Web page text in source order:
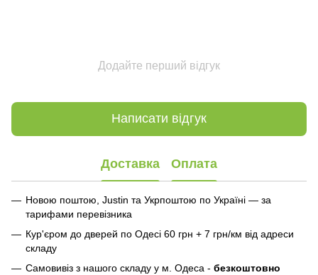
Додайте перший відгук
Написати відгук
Доставка Оплата
Новою поштою, Justin та Укрпоштою по Україні — за
тарифами перевізника
Кур'єром до дверей по Одесі 60 грн + 7 грн/км від адреси
складу
Самовивіз з нашого складу у м. Одеса - безкоштовно